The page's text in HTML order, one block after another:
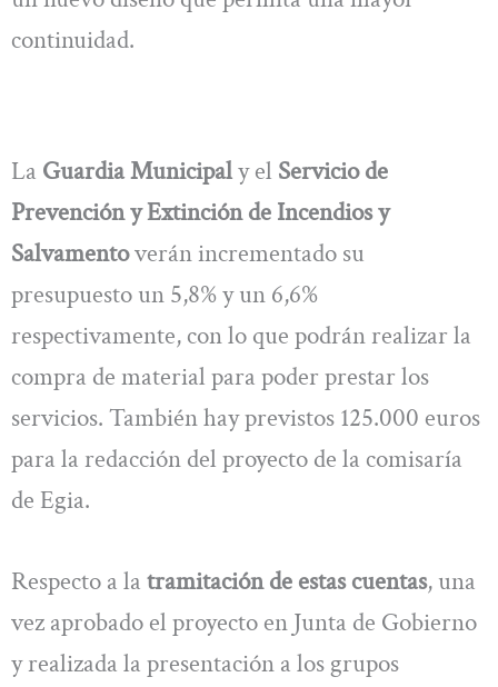
continuidad.
La Guardia Municipaly el Servicio de
Prevención y Extinción de Incendios y
Salvamentoverán incrementado su
presupuesto un 5,8% y un 6,6%
respectivamente, con lo que podrán realizar la
compra de material para poder prestar los
servicios. También hay previstos 125.000 euros
para la redacción del proyecto de la comisaría
de Egia.
Respecto a la tramitación de estas cuentas, una
vez aprobado el proyecto en Junta de Gobierno
y realizada la presentación a los grupos